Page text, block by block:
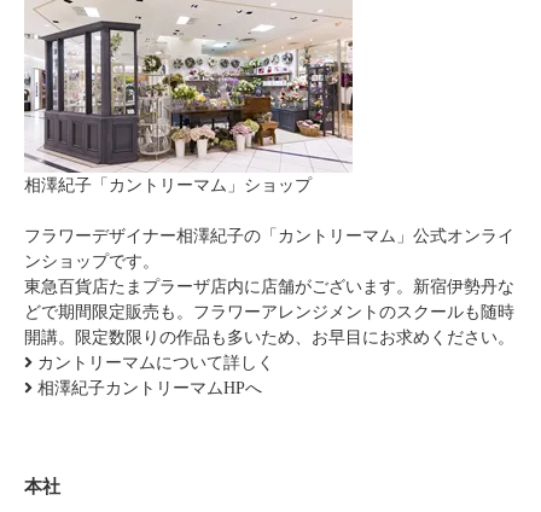
相澤紀子「カントリーマム」ショップ
フラワーデザイナー相澤紀子の「カントリーマム」公式オンライ
ンショップです。
東急百貨店たまプラーザ店内に店舗がございます。新宿伊勢丹な
どで期間限定販売も。フラワーアレンジメントのスクールも随時
開講。限定数限りの作品も多いため、お早目にお求めください。
カントリーマムについて詳しく
相澤紀子カントリーマムHPへ
本社